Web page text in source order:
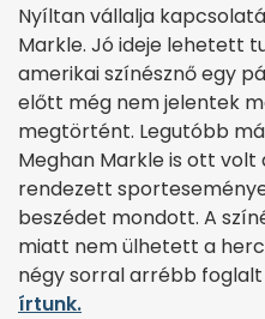
Nyíltan vállalja
Markle. Jó ideje lehetett
amerikai színésznő egy
előtt még nem jelentek
megtörtént. Legutóbb
Meghan Markle is ott
rendezett
beszédet mondott. A
miatt nem ülhetett a
négy sorral arrébb
írtunk.